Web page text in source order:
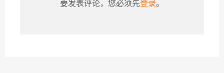
要发表评论，您必须先登录。